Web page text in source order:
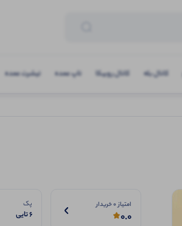
کانال بله کانال روبیکا تاپ عمده تیشرت عمده
امتیاز 0 خریدار
0.0
پک
6 تایی